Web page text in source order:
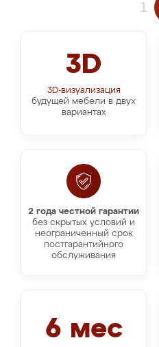
1
3D
3D-визуализация
будущей мебели в двух
вариантах
2 года честной гарантии
без скрытых условий и
неограниченный срок
постгарантийного
обслуживания
6 мес